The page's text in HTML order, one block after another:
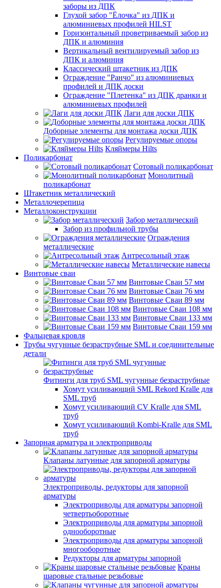
заборы из ДПК
Глухой забор "Ёлочка" из ДПК и
алюминиевых профилей HILST
Горизонтальный проветриваемый забор из
ДПК и алюминия
Вертикальный вентилируемый забор из
ДПК и алюминия
Классический штакетник из ДПК
Ограждение "Ранчо" из алюминиевых
профилей и ДПК доски
Ограждение "Плетенка" из ДПК дранки и
алюминиевых профилей
Лаги для доски ДПК
Доборные элементы для монтажа доски ДПК
Регулируемые опоры
Кляймеры Hilts
Поликарбонат
Сотовый поликарбонат
Монолитный
поликарбонат
Штакетник металлический
Металлочерепица
Металлоконструкции
Забор металлический
Забор из профильной трубы
Ограждения
металлические
Антресольный этаж
Металлические навесы
Винтовые сваи
Винтовые Сваи 57 мм
Винтовые Сваи 76 мм
Винтовые Сваи 89 мм
Винтовые Сваи 108 мм
Винтовые Сваи 133 мм
Винтовые Сваи 159 мм
Фальцевая кровля
Трубы чугунные безраструбные SML и соединительные
детали
Фитинги для труб SML чугунные безраструбные
Хомут усиливающий SML Rekord Kralle для
SML труб
Хомут усиливающий CV Kralle для SML
труб
Хомут усиливающий Kombi-Kralle для SML
труб
Запорная арматура и электроприводы
Клапаны латунные для запорной арматуры
Электроприводы, редукторы для запорной
арматуры
Электроприводы для арматуры запорной
четвертьоборотные
Электроприводы для арматуры запорной
однооборотные
Электроприводы для арматуры запорной
многооборотные
Редукторы для арматуры запорной
Краны
шаровые стальные резьбовые